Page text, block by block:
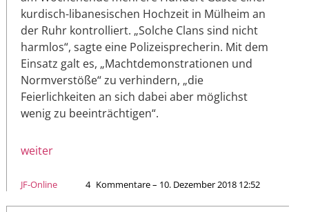
kurdisch-libanesischen Hochzeit in Mülheim an
der Ruhr kontrolliert. „Solche Clans sind nicht
harmlos“, sagte eine Polizeisprecherin. Mit dem
Einsatz galt es, „Machtdemonstrationen und
Normverstöße“ zu verhindern, „die
Feierlichkeiten an sich dabei aber möglichst
wenig zu beeinträchtigen“.
weiter
JF-Online 4 Kommentare – 10. Dezember 2018 12:52